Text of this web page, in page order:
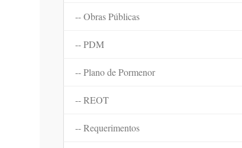
-- Obras Públicas
-- PDM
-- Plano de Pormenor
-- REOT
-- Requerimentos